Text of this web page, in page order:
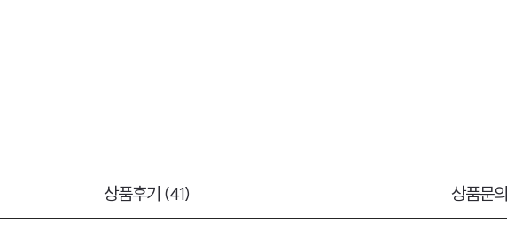
상품후기 (41) 상품문의